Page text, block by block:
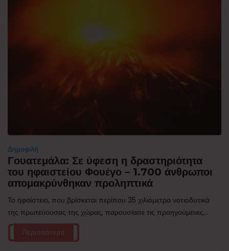
Δημοφιλή
Γουατεμάλα: Σε ύφεση η δραστηριότητα
του ηφαιστείου Φουέγο – 1.700 άνθρωποι
απομακρύνθηκαν προληπτικά
Το ηφαίστειο, που βρίσκεται περίπου 35 χιλιόμετρα νοτιοδυτικά
της πρωτεύουσας της χώρας, παρουσίασε τις προηγούμενες...
Περισσότερα